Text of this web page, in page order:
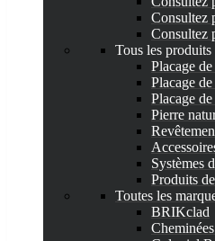
Consultez
Consultez
Tous les produits
Placage
Placage
Placage
Pierre
Systèmes
Produits
Toutes les
BRIKclad